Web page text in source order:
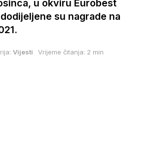
u okviru Eurobest
su nagrade na
Vijesti Vrijeme čitanja: 2 min